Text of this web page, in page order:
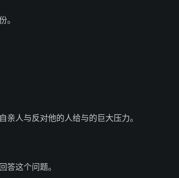
。
人与反对他的人给与的巨大压力。
答这个问题。